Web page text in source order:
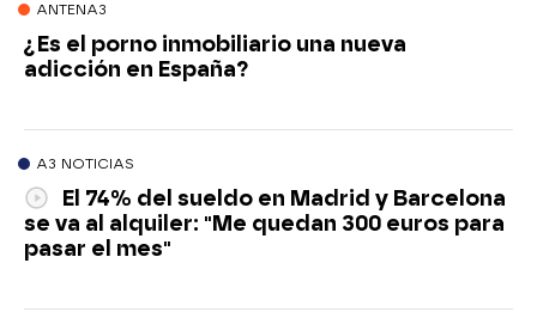
ANTENA3
¿Es el porno inmobiliario una nueva
adicción en España?
A3 NOTICIAS
El 74% del sueldo en Madrid y Barcelona
se va al alquiler: "Me quedan 300 euros para
pasar el mes"